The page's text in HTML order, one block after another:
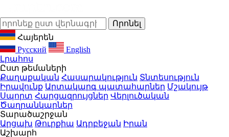
Հայերեն
Русский
English
Լրահոս
Ըստ թեմաների
Քաղաքական Հասարակություն Տնտեսություն
Իրավունք Արտակարգ պատահարներ Մշակույթ
Սպորտ Հարցազրույցներ Վերլուծական
Ծաղրանկարներ
Տարածաշրջան
Արցախ Թուրքիա Ադրբեջան Իրան
Աշխարհ